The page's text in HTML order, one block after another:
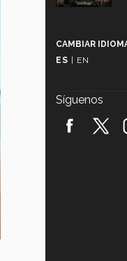
CAMBIAR
ES | EN
Síguenos